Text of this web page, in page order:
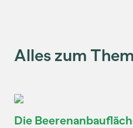
Alles zum
Die